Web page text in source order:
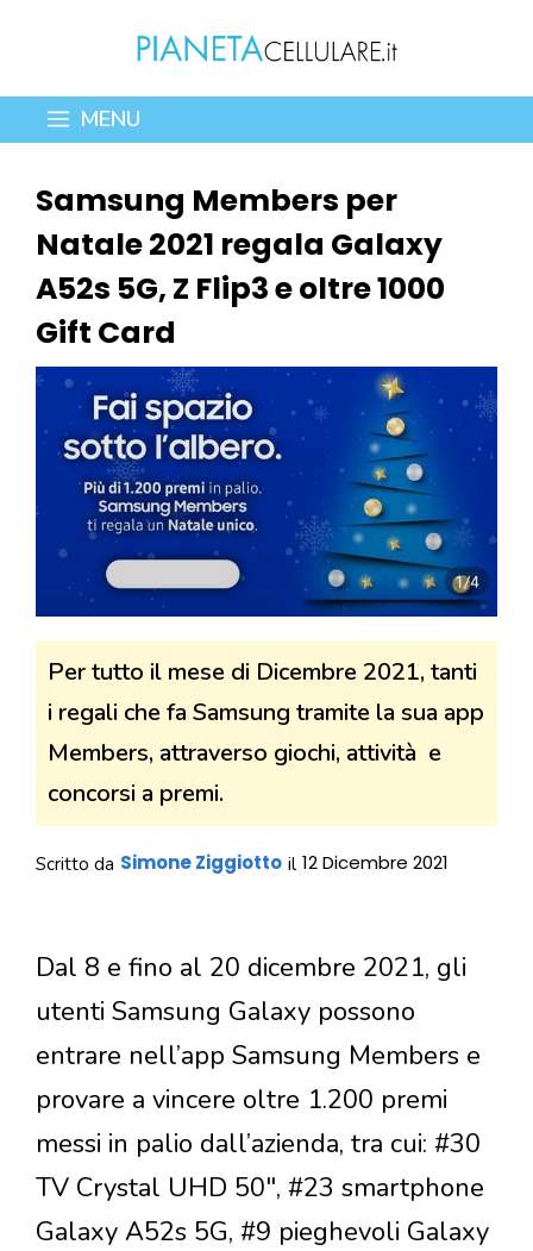
contenuto
MENU
Samsung Members per
Natale 2021 regala Galaxy
A52s 5G, Z Flip3 e oltre 1000
Gift Card
Per tutto il mese di Dicembre 2021, tanti
i regali che fa Samsung tramite la sua app
Members, attraverso giochi, attività e
concorsi a premi.
Scritto da Simone Ziggiotto il 12 Dicembre 2021
Dal 8 e fino al 20 dicembre 2021, gli
utenti Samsung Galaxy possono
entrare nell’app Samsung Members e
provare a vincere oltre 1.200 premi
messi in palio dall’azienda, tra cui: #30
TV Crystal UHD 50", #23 smartphone
Galaxy A52s 5G, #9 pieghevoli Galaxy